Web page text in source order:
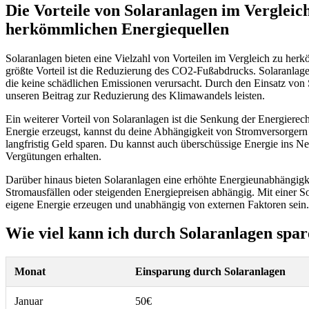
Die Vorteile von Solaranlagen im
herkömmlichen Energiequellen
Solaranlagen bieten eine Vielzahl von Vorteilen im Vergleich zu
größte Vorteil ist die Reduzierung des CO2-Fußabdrucks.
die keine schädlichen Emissionen verursacht. Durch den Einsatz
unseren Beitrag zur Reduzierung des Klimawandels leisten.
Ein weiterer Vorteil von Solaranlagen ist die Senkung der
Energie erzeugst, kannst du deine Abhängigkeit von
langfristig Geld sparen. Du kannst auch überschüssige Energie ins
Vergütungen erhalten.
Darüber hinaus bieten Solaranlagen eine erhöhte
Stromausfällen oder steigenden Energiepreisen abhängig. Mit einer
eigene Energie erzeugen und unabhängig von externen Faktoren sein.
Wie viel kann ich durch Solaranlagen
Monat Einsparung durch Solaranlagen
Januar 50€